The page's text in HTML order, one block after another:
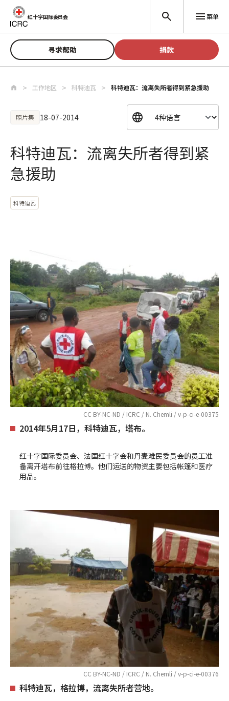
跳至主要内容
红十字国际委员会 菜单
寻求帮助 捐款
工作地区 科特迪瓦 科特迪瓦：流离失所者得到紧急援助
照片集 18-07-2014
科特迪瓦：流离失所者得到紧
急援助
科特迪瓦
CC BY-NC-ND / ICRC / N. Chemli / v-p-ci-e-00375
2014年5月17日，科特迪瓦，塔布。
红十字国际委员会、法国红十字会和丹麦难民委员会的员工准
备离开塔布前往格拉博。他们运送的物资主要包括帐篷和医疗
用品。
CC BY-NC-ND / ICRC / N. Chemli / v-p-ci-e-00376
科特迪瓦，格拉博，流离失所者营地。